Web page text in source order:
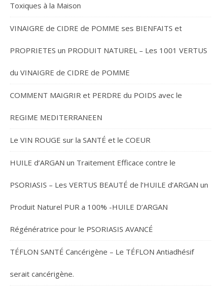
Toxiques à la Maison
VINAIGRE de CIDRE de POMME ses BIENFAITS et
PROPRIETES un PRODUIT NATUREL – Les 1001 VERTUS
du VINAIGRE de CIDRE de POMME
COMMENT MAIGRIR et PERDRE du POIDS avec le
REGIME MEDITERRANEEN
Le VIN ROUGE sur la SANTÉ et le COEUR
HUILE d’ARGAN un Traitement Efficace contre le
PSORIASIS – Les VERTUS BEAUTÉ de l’HUILE d’ARGAN un
Produit Naturel PUR a 100% -HUILE D’ARGAN
Régénératrice pour le PSORIASIS AVANCÉ
TÉFLON SANTÉ Cancérigène – Le TÉFLON Antiadhésif
serait cancérigène.